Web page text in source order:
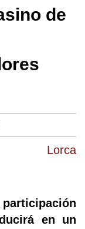
Lorca
de
participación
en un